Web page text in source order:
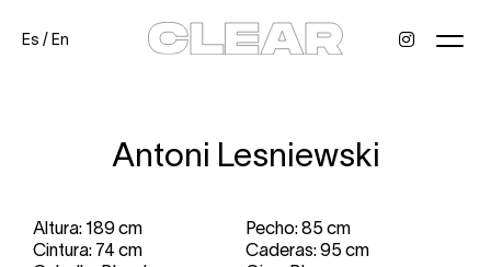
Es /En
Antoni Lesniewski
Altura: 189 cm
Pecho: 85 cm
Cintura: 74 cm
Caderas: 95 cm